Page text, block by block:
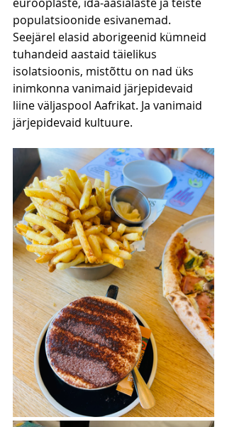
populatsioonide esivanemad.
Seejärel elasid aborigeenid kümneid
tuhandeid aastaid täielikus
isolatsioonis, mistõttu on nad üks
inimkonna vanimaid järjepidevaid
liine väljaspool Aafrikat. Ja vanimaid
järjepidevaid kultuure.